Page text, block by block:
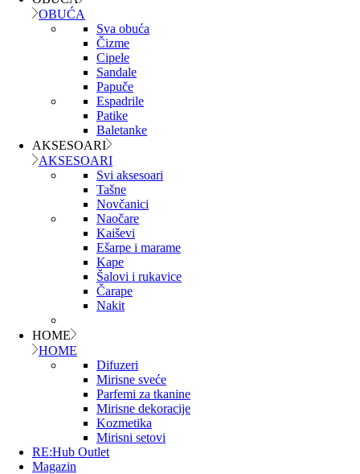
OBUĆA
Sva obuća
Čizme
Cipele
Sandale
Papuče
Espadrile
Patike
Baletanke
AKSESOARI
AKSESOARI
Svi aksesoari
Tašne
Novčanici
Naočare
Kaiševi
Ešarpe i marame
Kape
Šalovi i rukavice
Čarape
Nakit
HOME
HOME
Difuzeri
Mirisne sveće
Parfemi za tkanine
Mirisne dekoracije
Kozmetika
Mirisni setovi
RE:Hub Outlet
Magazin